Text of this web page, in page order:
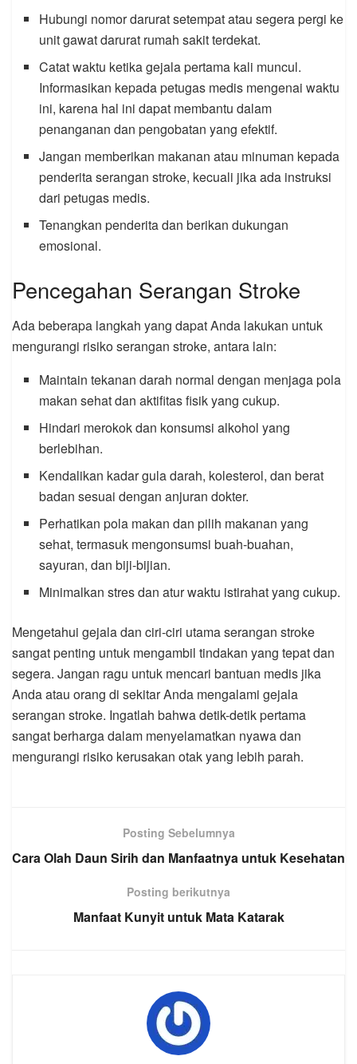
Hubungi nomor darurat setempat atau segera pergi ke
unit gawat darurat rumah sakit terdekat.
Catat waktu ketika gejala pertama kali muncul.
Informasikan kepada petugas medis mengenai waktu
ini, karena hal ini dapat membantu dalam
penanganan dan pengobatan yang efektif.
Jangan memberikan makanan atau minuman kepada
penderita serangan stroke, kecuali jika ada instruksi
dari petugas medis.
Tenangkan penderita dan berikan dukungan
emosional.
Pencegahan Serangan Stroke
Ada beberapa langkah yang dapat Anda lakukan untuk
mengurangi risiko serangan stroke, antara lain:
Maintain tekanan darah normal dengan menjaga pola
makan sehat dan aktifitas fisik yang cukup.
Hindari merokok dan konsumsi alkohol yang
berlebihan.
Kendalikan kadar gula darah, kolesterol, dan berat
badan sesuai dengan anjuran dokter.
Perhatikan pola makan dan pilih makanan yang
sehat, termasuk mengonsumsi buah-buahan,
sayuran, dan biji-bijian.
Minimalkan stres dan atur waktu istirahat yang cukup.
Mengetahui gejala dan ciri-ciri utama serangan stroke
sangat penting untuk mengambil tindakan yang tepat dan
segera. Jangan ragu untuk mencari bantuan medis jika
Anda atau orang di sekitar Anda mengalami gejala
serangan stroke. Ingatlah bahwa detik-detik pertama
sangat berharga dalam menyelamatkan nyawa dan
mengurangi risiko kerusakan otak yang lebih parah.
Posting Sebelumnya
Cara Olah Daun Sirih dan Manfaatnya untuk Kesehatan
Posting berikutnya
Manfaat Kunyit untuk Mata Katarak